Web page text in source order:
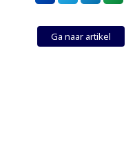
Ga naar artikel